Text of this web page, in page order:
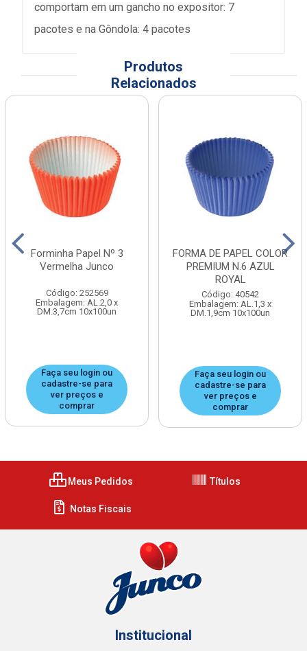
comportam em um gancho no expositor: 7
pacotes e na Gôndola: 4 pacotes
Produtos
Relacionados
Forminha Papel Nº 3
Vermelha Junco
Código: 252569
Embalagem: AL.2,0 x
DM.3,7cm 10x100un
Faça seu login ou
cadastre-se para
ver preços e
comprar
FORMA DE PAPEL COLOR
PREMIUM N.6 AZUL
ROYAL
Código: 40542
Embalagem: AL.1,3 x
DM.1,9cm 10x100un
Faça seu login ou
cadastre-se para
ver preços e
comprar
Meus Pedidos Títulos
Notas Fiscais
Institucional